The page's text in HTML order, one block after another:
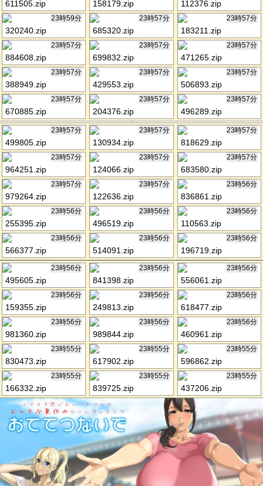
611505.zip 158179.zip 112376.zip
23時59分
320240.zip
23時57分
685320.zip
23時57分
183211.zip
23時57分
884608.zip
23時57分
699832.zip
23時57分
471265.zip
23時57分
388949.zip
23時57分
429553.zip
23時57分
506893.zip
23時57分
670885.zip
23時57分
204376.zip
23時57分
496289.zip
23時57分
499805.zip
23時57分
130934.zip
23時57分
818629.zip
23時57分
964251.zip
23時57分
124066.zip
23時57分
683580.zip
23時57分
979264.zip
23時57分
122636.zip
23時56分
836861.zip
23時56分
255395.zip
23時56分
496519.zip
23時56分
110563.zip
23時56分
566377.zip
23時56分
514091.zip
23時56分
196719.zip
23時56分
495605.zip
23時56分
841398.zip
23時56分
556061.zip
23時56分
159355.zip
23時56分
249813.zip
23時56分
618477.zip
23時56分
981360.zip
23時56分
989844.zip
23時56分
460961.zip
23時55分
830473.zip
23時55分
617902.zip
23時55分
596862.zip
23時55分
166332.zip
23時55分
839725.zip
23時55分
437206.zip